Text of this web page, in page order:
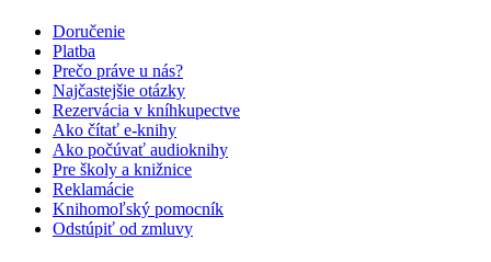
Doručenie
Platba
Prečo práve u nás?
Najčastejšie otázky
Rezervácia v kníhkupectve
Ako čítať e-knihy
Ako počúvať audioknihy
Pre školy a knižnice
Reklamácie
Knihomoľský pomocník
Odstúpiť od zmluvy